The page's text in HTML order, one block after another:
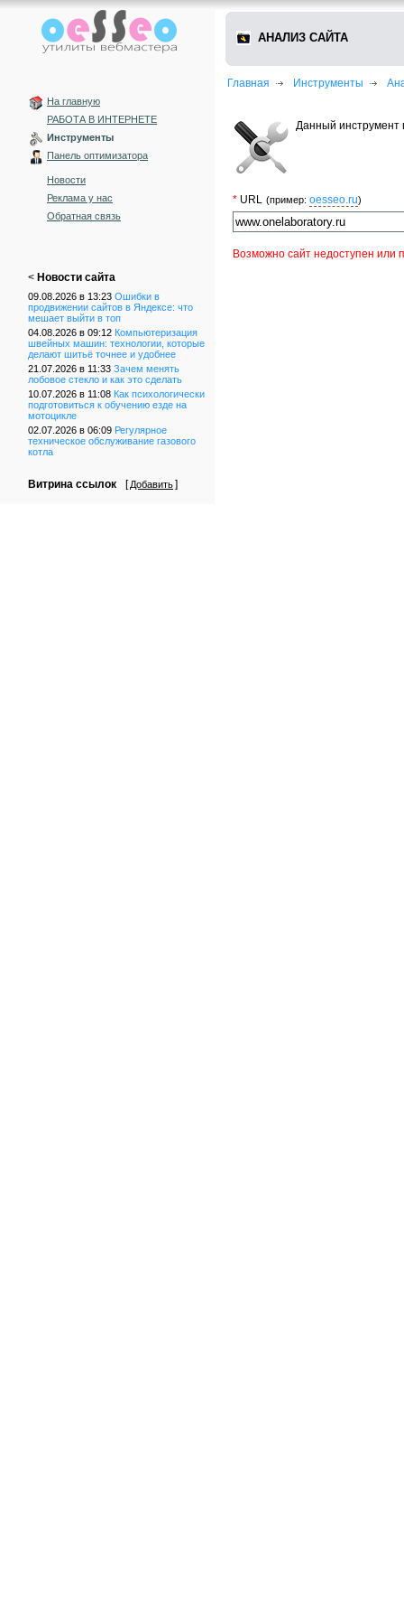
На главную
РАБОТА В ИНТЕРНЕТЕ
Инструменты
Панель оптимизатора
Новости
Реклама у нас
Обратная связь
< Новости сайта
09.08.2026 в 13:23 Ошибки в
продвижении сайтов в Яндексе: что
мешает выйти в топ
04.08.2026 в 09:12 Компьютеризация
швейных машин: технологии, которые
делают шитьё точнее и удобнее
21.07.2026 в 11:33 Зачем менять
лобовое стекло и как это сделать
10.07.2026 в 11:08 Как психологически
подготовиться к обучению езде на
мотоцикле
02.07.2026 в 06:09 Регулярное
техническое обслуживание газового
котла
Витрина ссылок [ Добавить]
АНАЛИЗ САЙТА
Главная Инструменты
Данный инструмент
* URL (пример: oesseo.ru)
Возможно сайт недоступен или